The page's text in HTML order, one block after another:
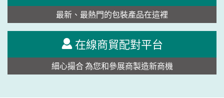
最新、最熱門的包裝產品在這裡
在線商貿配對平台
細心撮合 為您和參展商製造新商機